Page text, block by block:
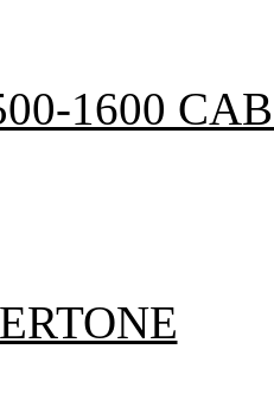
1600